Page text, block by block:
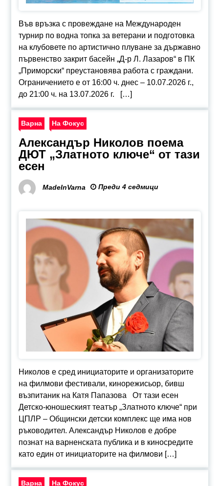
Във връзка с провеждане на Международен
турнир по водна топка за ветерани и подготовка
на клубовете по артистично плуване за държавно
първенство закрит басейн „Д-р Л. Лазаров“ в ПК
„Приморски“ преустановява работа с граждани.
Ограничението е от 16:00 ч. днес – 10.07.2026 г.,
до 21:00 ч. на 13.07.2026 г. […]
Варна На Фокус
Александър Николов поема
ДЮТ „Златното ключе“ от тази
есен
MadeInVarna Преди 4 седмици
Николов е сред инициаторите и организаторите
на филмови фестивали, кинорежисьор, бивш
възпитаник на Катя Папазова От тази есен
Детско-юношеският театър „Златното ключе“ при
ЦПЛР – Общински детски комплекс ще има нов
ръководител. Александър Николов е добре
познат на варненската публика и в киносредите
като един от инициаторите на филмови […]
Варна На Фокус